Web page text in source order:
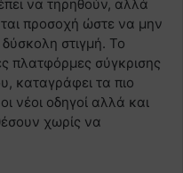
να τηρηθούν, αλλά
προσοχή ώστε να μην
στιγμή. Το
πλατφόρμες σύγκρισης
καταγράφει τα πιο
νέοι οδηγοί αλλά και
χωρίς να